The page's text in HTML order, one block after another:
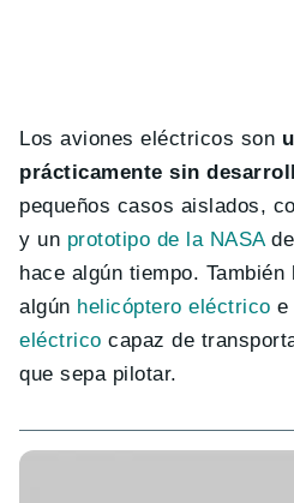
Los aviones eléctricos son
prácticamente sin
pequeños casos aislados,
y un prototipo de la NASAde
hace algún tiempo. También
algún helicóptero eléctrico e
eléctrico capaz de
que sepa pilotar.